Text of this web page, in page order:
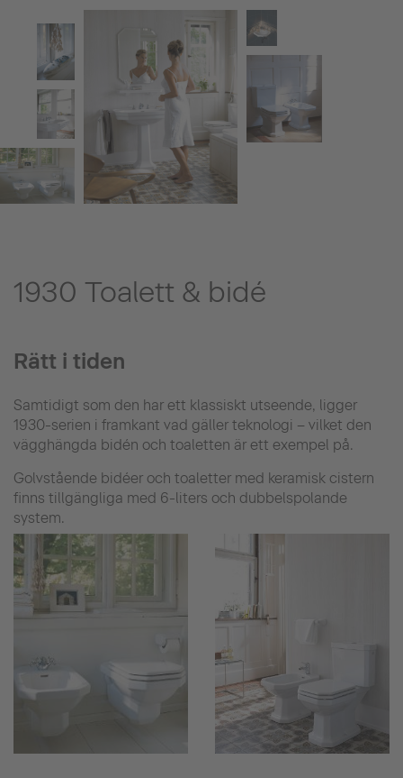
1930 Toalett & bidé
Rätt i tiden
Samtidigt som den har ett klassiskt utseende, ligger
1930-serien i framkant vad gäller teknologi – vilket den
vägghängda bidén och toaletten är ett exempel på.
Golvstående bidéer och toaletter med keramisk cistern
finns tillgängliga med 6-liters och dubbelspolande
system.